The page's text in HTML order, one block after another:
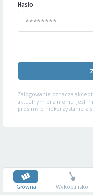
Hasło
Zalogowanie oznacza
aktualnym brzmieniu. Jeśli
prosimy o niekorzystanie z
Główna Wykopalisko